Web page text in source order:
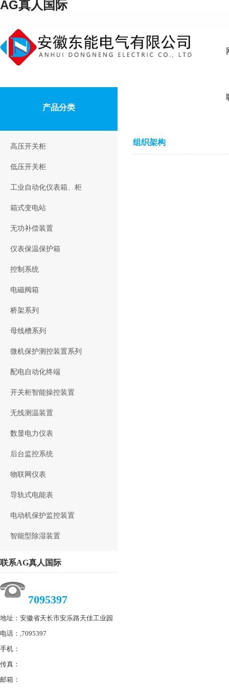
AG真人国际
产品分类
高压开关柜
低压开关柜
工业自动化仪表箱、柜
箱式变电站
无功补偿装置
仪表保温保护箱
控制系统
电磁阀箱
桥架系列
母线槽系列
微机保护测控装置系列
配电自动化终端
开关柜智能操控装置
无线测温装置
数显电力仪表
后台监控系统
物联网仪表
导轨式电能表
电动机保护监控装置
智能型除湿装置
联系AG真人国际
7095397
地址：安徽省天长市安乐路天佳工业园
电话：,7095397
手机：
传真：
邮箱：
组织架构